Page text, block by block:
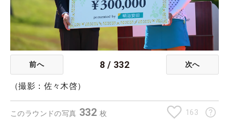
前へ 8 / 332 次へ
（撮影：佐々木啓）
このラウンドの写真 332 枚 163